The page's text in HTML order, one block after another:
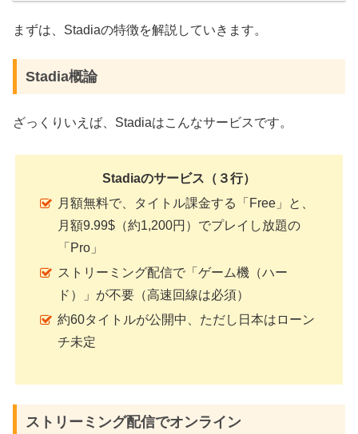
まずは、Stadiaの特徴を解説していきます。
Stadia概論
ざっくりいえば、Stadiaはこんなサービスです。
Stadiaのサービス（３行）
月額無料で、タイトル課金する「Free」と、
月額9.99$（約1,200円）でプレイし放題の
「Pro」
ストリーミング配信で「ゲーム機（ハー
ド）」が不要（高速回線は必須）
約60タイトルが公開中、ただし日本はローン
チ未定
ストリーミング配信でオンライン